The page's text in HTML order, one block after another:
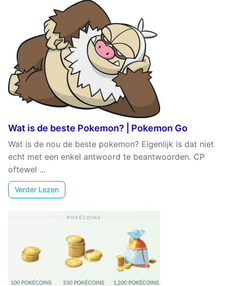
Wat is de beste Pokemon? | Pokemon Go
Wat is de nou de beste pokemon? Eigenlijk is dat niet
echt met een enkel antwoord te beantwoorden. CP
oftewel ...
Verder Lezen